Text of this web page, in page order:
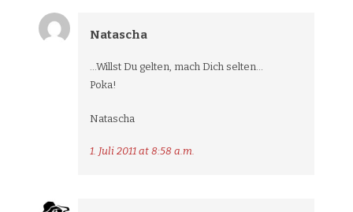
Natascha
…Willst Du gelten, mach Dich selten…
Poka!
Natascha
1. Juli 2011 at 8:58 a.m.